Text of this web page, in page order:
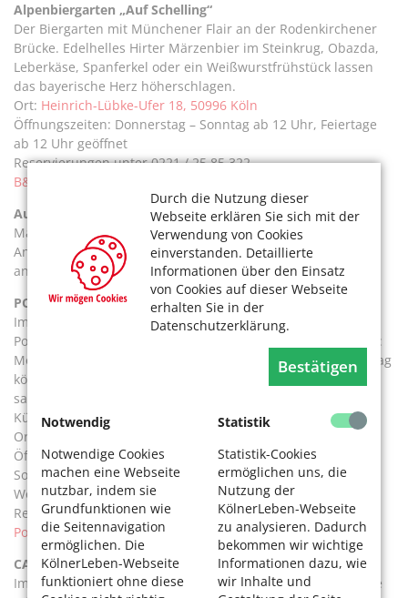
Durch die Nutzung dieser
Webseite erklären Sie sich mit der
Verwendung von Cookies
einverstanden. Detaillierte
Informationen über den Einsatz
von Cookies auf dieser Webseite
erhalten Sie in der
Datenschutzerklärung.
Bestätigen
Notwendig
Notwendige Cookies
machen eine Webseite
nutzbar, indem sie
Grundfunktionen wie
die Seitennavigation
ermöglichen. Die
KölnerLeben-Webseite
funktioniert ohne diese
Statistik
Statistik-Cookies
ermöglichen uns, die
Nutzung der
KölnerLeben-Webseite
zu analysieren. Dadurch
bekommen wir wichtige
Informationen dazu, wie
wir Inhalte und
Alpenbiergarten „Auf Schelling“
Der Biergarten mit Münchener Flair an der Rodenkirchener
Brücke. Edelhelles Hirter Märzenbier im Steinkrug, Obazda,
Leberkäse, Spanferkel oder ein Weißwurstfrühstück lassen
das bayerische Herz höherschlagen.
Ort: Heinrich-Lübke-Ufer 18, 50996 Köln
Öffnungszeiten: Donnerstag – Sonntag ab 12 Uhr, Feiertage
ab 12 Uhr geöffnet
Reservierungen unter 0221 / 25 85 322
B&B – Biergarten (alpenbiergarten.de)
Außengastronomie der Bürgerzentren
Manche Bürgerzentren (Büze) in Köln bieten im Sommer ihr
Angebot mit besonderer Atmosphäre unter freiem Himmel
an. Weitere Infos unterwww.koelnerelf.de .
POTPOURRI
Im Büze in Nippes finden Sie im Altenberger Hof das
Potpourri. Es gibt hier eine bunte Mischung an guten Essen:
Montag ist Schnitzeltag- auch in vegan, Samstag und Sonntag
können Sie frühstücken, die Wochenkarte ist regional und
saisonal ausgerichtet. Auch die vegetarische und vegane
Küche wird bedient. Dazu ein leckeres Früh Kölsch.
Ort:
Öffnungszeiten: Montag – Freitag 12–23 Uhr, Samstag,
Sonntag und Feiertag 10–23 Uhr, Frühstück und Brunch am
Wochenende und Feiertag 10–14 Uhr
Reservierungen unter 0221 / 740 80 10
Potpourri Köln
CAFÉ FRIDOLIN
Im quirligen Ehrenfeld im Leo-Amann-Park heißt Sie im Cafe